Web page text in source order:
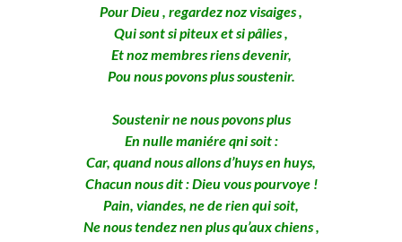
Pour Dieu , regardez noz visaiges ,
Qui sont si piteux et si pâlies ,
Et noz membres riens devenir,
Pou nous povons plus soustenir.
Soustenir ne nous povons plus
En nulle maniére qni soit :
Car, quand nous allons d’huys en huys,
Chacun nous dit : Dieu vous pourvoye !
Pain, viandes, ne de rien qui soit,
Ne nous tendez nen plus qu’aux chiens ,